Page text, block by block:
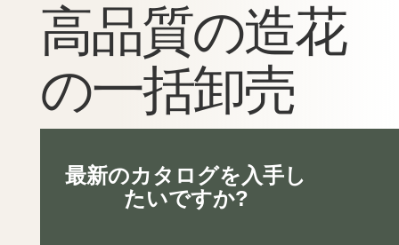
高品質の造花
の一括卸売
最新のカタログを入手し
たいですか?